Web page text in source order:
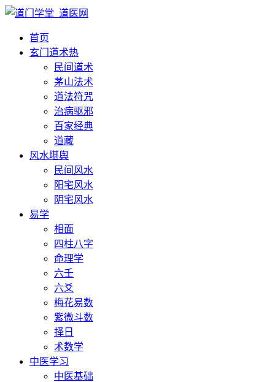
首页
玄门道术热
民间道术
茅山法术
道法符咒
治病驱邪
百家经典
道藏
风水堪舆
民间风水
阳宅风水
阴宅风水
易学
相面
四柱八字
命理学
六壬
六爻
梅花易数
紫微斗数
择日
术数学
中医学习
中医基础